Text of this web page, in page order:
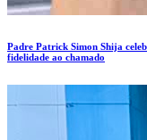
Padre Patrick Simon Shija
fidelidade ao chamado